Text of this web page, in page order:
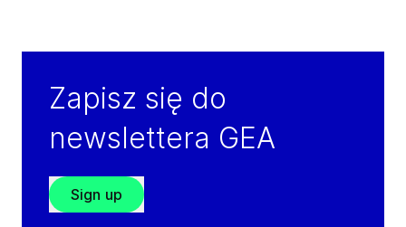
Zapisz się do
newslettera GEA
Sign up